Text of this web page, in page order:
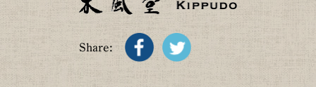
Share: